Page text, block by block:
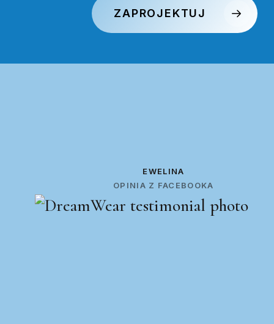
ZAPROJEKTUJ
EWELINA
OPINIA Z FACEBOOKA